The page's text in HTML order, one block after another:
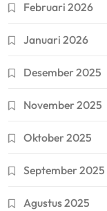
Februari 2026
Januari 2026
Desember 2025
November 2025
Oktober 2025
September 2025
Agustus 2025